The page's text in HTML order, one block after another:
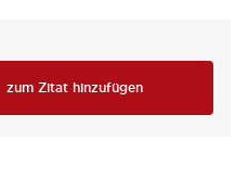
zum Zitat hinzufügen